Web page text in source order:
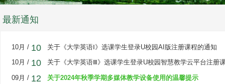
最新通知
10月 / 10 关于《大学英语Ⅰ》选课学生登录U校园AI版注册课程的通知
10月 / 10 关于《大学英语Ⅲ》选课学生登录U校园智慧教学云平台注册
09月 / 12 关于2024年秋季学期多媒体教学设备使用的温馨提示